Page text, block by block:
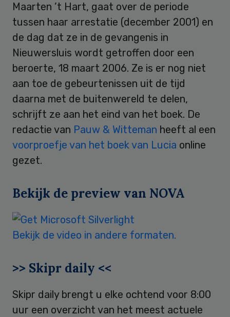
Maarten ’t Hart, gaat over de periode
tussen haar arrestatie (december 2001) en
de dag dat ze in de gevangenis in
Nieuwersluis wordt getroffen door een
beroerte, 18 maart 2006. Ze is er nog niet
aan toe de gebeurtenissen uit de tijd
daarna met de buitenwereld te delen,
schrijft ze aan het eind van het boek. De
redactie van Pauw & Witteman heeft al een
voorproefje van het boek van Lucia online
gezet.
Bekijk de preview van NOVA
Bekijk de video in andere formaten.
>> Skipr daily <<
Skipr daily brengt u elke ochtend voor 8:00
uur een overzicht van het meest actuele